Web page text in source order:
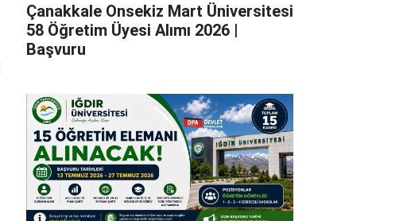
Çanakkale Onsekiz Mart Üniversitesi
58 Öğretim Üyesi Alımı 2026 |
Başvuru